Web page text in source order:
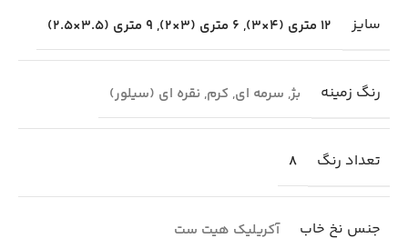
سایز 12 متری (4×3) , 6 متری (3×2) , 9 متری (3.5×2.5)
رنگ زمینه بژ, سرمه ای, کرم, نقره ای (سیلور)
تعداد رنگ 8
جنس نخ خاب آکریلیک هیت ست